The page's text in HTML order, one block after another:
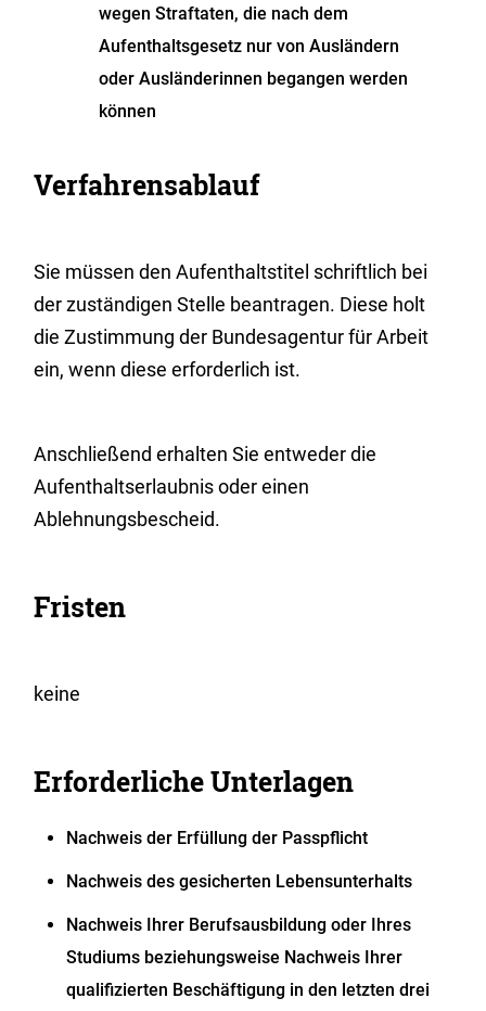
wegen Straftaten, die nach dem
Aufenthaltsgesetz nur von Ausländern
oder Ausländerinnen begangen werden
können
Verfahrensablauf
Sie müssen den Aufenthaltstitel schriftlich bei
der zuständigen Stelle beantragen. Diese holt
die Zustimmung der Bundesagentur für Arbeit
ein, wenn diese erforderlich ist.
Anschließend erhalten Sie entweder die
Aufenthaltserlaubnis oder einen
Ablehnungsbescheid.
Fristen
keine
Erforderliche Unterlagen
Nachweis der Erfüllung der Passpflicht
Nachweis des gesicherten Lebensunterhalts
Nachweis Ihrer Berufsausbildung oder Ihres
Studiums beziehungsweise Nachweis Ihrer
qualifizierten Beschäftigung in den letzten drei